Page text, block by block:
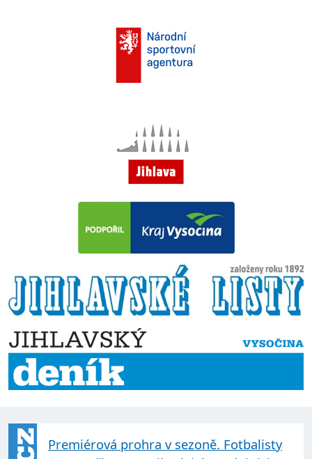
Premiérová prohra v sezoně. Fotbalisty